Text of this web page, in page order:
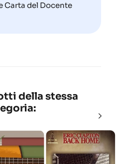
Carta del Docente
della stessa